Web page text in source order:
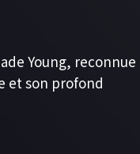
Young, reconnue
et son profond